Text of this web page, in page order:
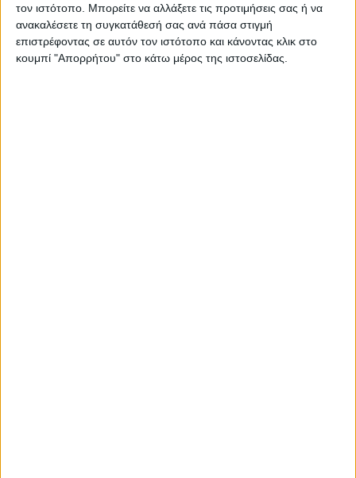
τον ιστότοπο. Μπορείτε να αλλάξετε τις προτιμήσεις σας ή να
ανακαλέσετε τη συγκατάθεσή σας ανά πάσα στιγμή
επιστρέφοντας σε αυτόν τον ιστότοπο και κάνοντας κλικ στο
κουμπί "Απορρήτου" στο κάτω μέρος της ιστοσελίδας.
στην υπογράμμιση της ανάγκης ευαισθητοποίησης,
ενθάρρυνσης υπεύθυνων επενδύσεων και ενίσχυσης
πολιτικών που προστατεύουν τις λιβαδικές εκτάσεις και
τα μέσα διαβίωσης των κτηνοτρόφων.